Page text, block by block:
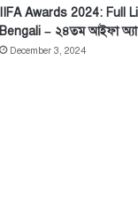
IIFA Awards 2024: Full
Bengali – ২৪তম আইফা
December 3, 2024